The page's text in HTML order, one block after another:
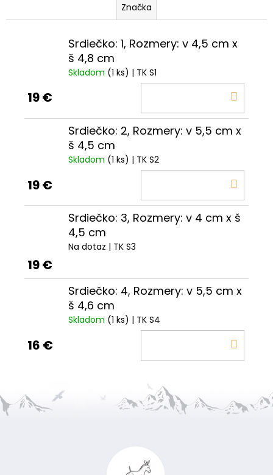
Značka
Srdiečko: 1, Rozmery: v 4,5 cm x
š 4,8 cm
Skladom (1 ks) | TK S1
19 €
Srdiečko: 2, Rozmery: v 5,5 cm x
š 4,5 cm
Skladom (1 ks) | TK S2
19 €
Srdiečko: 3, Rozmery: v 4 cm x š
4,5 cm
Na dotaz | TK S3
19 €
Srdiečko: 4, Rozmery: v 5,5 cm x
š 4,6 cm
Skladom (1 ks) | TK S4
16 €